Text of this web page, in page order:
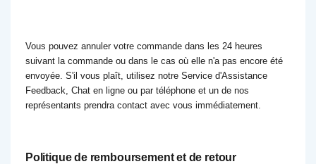
Vous pouvez annuler votre commande dans les 24 heures
suivant la commande ou dans le cas où elle n'a pas encore été
envoyée. S'il vous plaît, utilisez notre Service d'Assistance
Feedback, Chat en ligne ou par téléphone et un de nos
représentants prendra contact avec vous immédiatement.
Politique de remboursement et de retour